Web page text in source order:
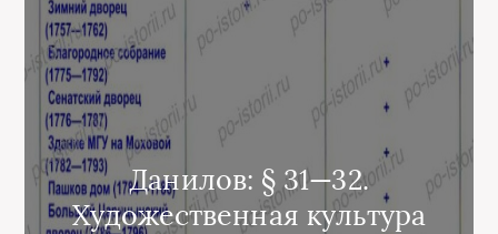
Данилов: § 31—32.
Художественная культура